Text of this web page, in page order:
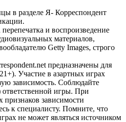
в разделе Я- Корреспондент
и воспроизведение
материалов,
Getty Images, строго
предназначены для
Участие в азартных играх
зависимость. Соблюдайте
игры. При
зависимости
к специалисту. Помните, что
не может являться источником